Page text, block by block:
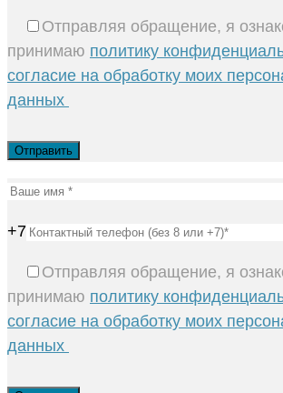
Отправляя обращение, я
принимаю политику
согласие на обработку моих
данных
+7
Отправляя обращение, я
принимаю политику
согласие на обработку моих
данных